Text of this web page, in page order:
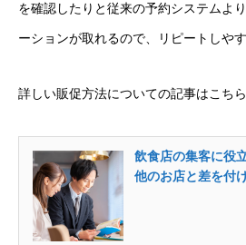
を確認したりと従来の予約システムよ
ーションが取れるので、リピートしや
詳しい販促方法についての記事はこちら
飲食店の集客に役
他のお店と差を付